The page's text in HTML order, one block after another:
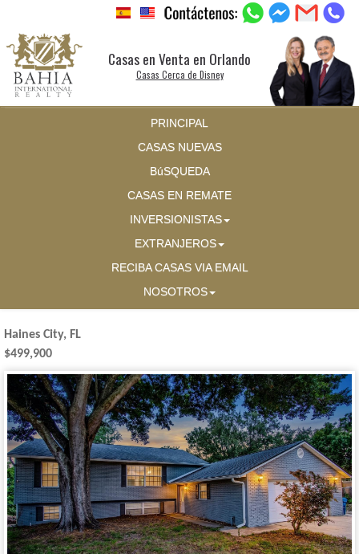
Casas en Venta en Orlando
Casas Cerca de Disney
PRINCIPAL
CASAS NUEVAS
BúSQUEDA
CASAS EN REMATE
INVERSIONISTAS
EXTRANJEROS
RECIBA CASAS VIA EMAIL
NOSOTROS
Haines City, FL
$499,900